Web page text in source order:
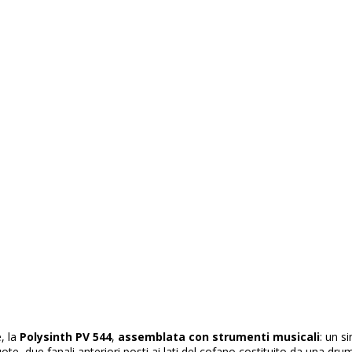
la Polysinth PV 544, assemblata con strumenti musicali: un